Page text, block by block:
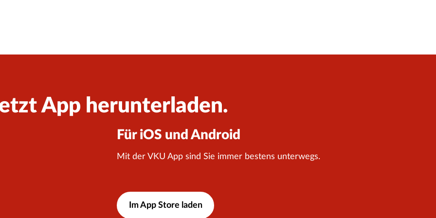
App herunterladen.
Für iOS und Android
Mit der VKU App sind Sie immer bestens unterwegs.
Im App Store laden